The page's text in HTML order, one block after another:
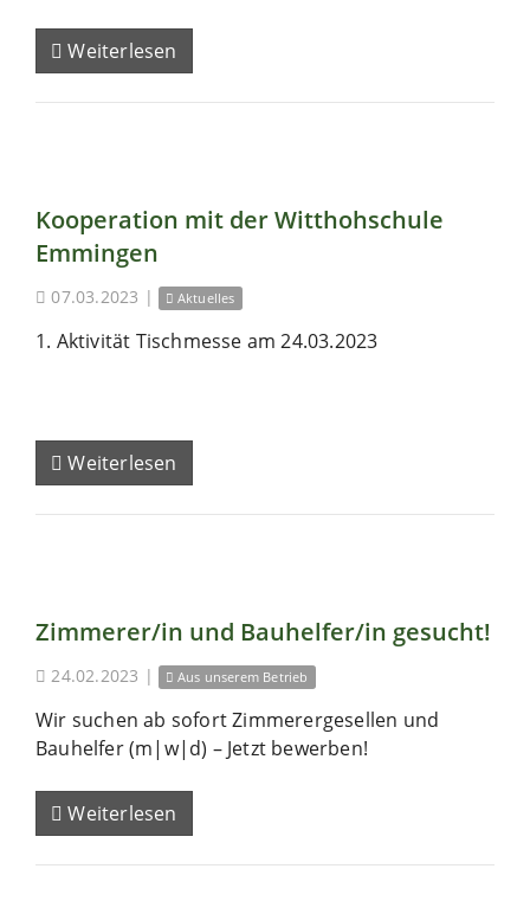
Weiterlesen
Kooperation mit der Witthohschule
Emmingen
07.03.2023 | Aktuelles
1. Aktivität Tischmesse am 24.03.2023
Weiterlesen
Zimmerer/in und Bauhelfer/in gesucht!
24.02.2023 | Aus unserem Betrieb
Wir suchen ab sofort Zimmerergesellen und
Bauhelfer (m|w|d) – Jetzt bewerben!
Weiterlesen